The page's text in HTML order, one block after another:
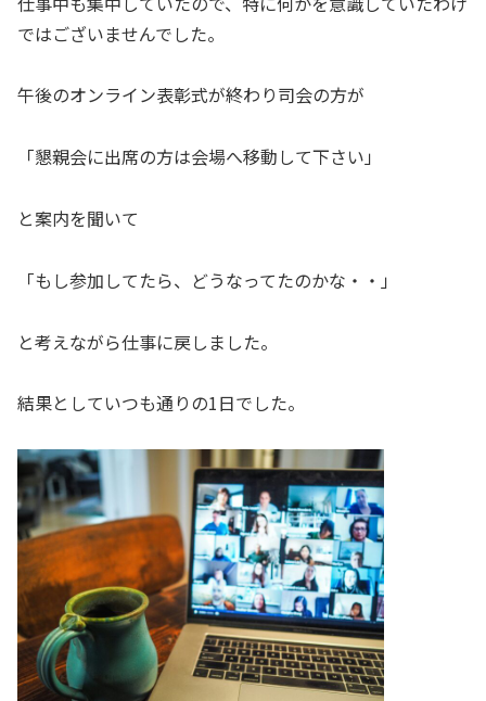
ではございませんでした。
午後のオンライン表彰式が終わり司会の方が
「懇親会に出席の方は会場へ移動して下さい」
と案内を聞いて
「もし参加してたら、どうなってたのかな・・」
と考えながら仕事に戻しました。
結果としていつも通りの1日でした。